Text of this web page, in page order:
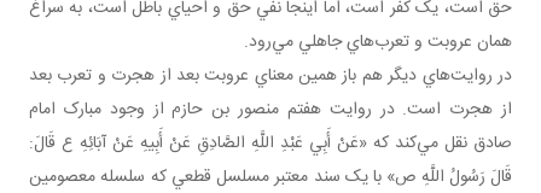
حق است، يک کفر است، اما اينجا نفي حق و احياي باطل است، به سراغ
همان عروبت و تعرب‌هاي جاهلي مي‌رود.
در روايت‌هاي ديگر هم باز همين معناي عروبت بعد از هجرت و تعرب بعد
از هجرت است. در روايت هفتم منصور بن حازم از وجود مبارک امام
صادق نقل مي‌کند که «عَنْ أَبِي عَبْدِ اللَّهِ الصَّادِقِ عَنْ أَبِيهِ عَنْ آبَائِهِ ع قَالَ:
قَالَ رَسُولُ اللَّهِ ص» با يک سند معتبر مسلسل قطعي که سلسله معصومين